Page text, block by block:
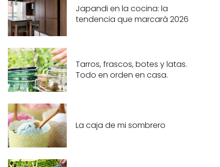
Japandi en la cocina: la
tendencia que marcará 2026
Tarros, frascos, botes y latas.
Todo en orden en casa.
La caja de mi sombrero